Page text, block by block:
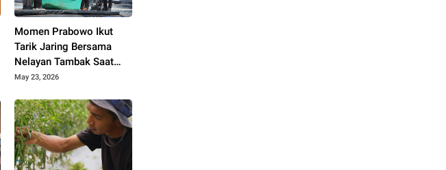
Momen Prabowo Ikut
Tarik Jaring Bersama
Nelayan Tambak Saat
Panen Raya Udang di
May 23, 2026